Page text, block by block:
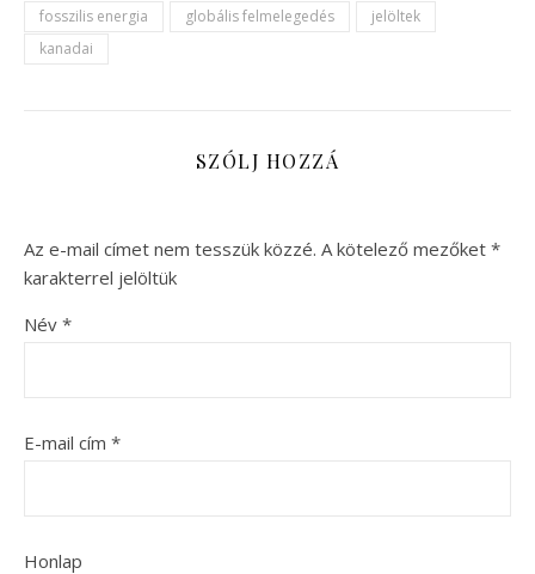
fosszilis energia globális felmelegedés
jelöltek
kanadai
SZÓLJ HOZZÁ
Az e-mail címet nem tesszük közzé. A kötelező mezőket *
karakterrel jelöltük
Név *
E-mail cím *
Honlap